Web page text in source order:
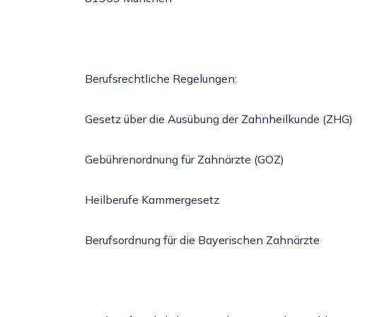
Berufsrechtliche Regelungen:
Gesetz über die Ausübung der Zahnheilkunde (ZHG)
Gebührenordnung für Zahnärzte (GOZ)
Heilberufe Kammergesetz
Berufsordnung für die Bayerischen Zahnärzte